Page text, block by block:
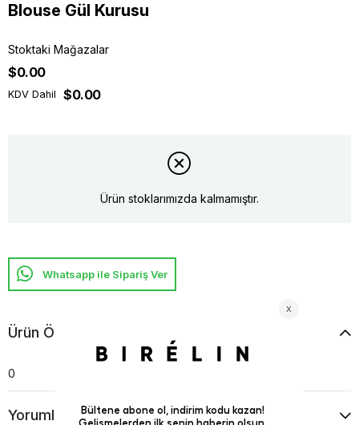
Blouse Gül Kurusu
Stoktaki Mağazalar
$0.00
KDV Dahil $0.00
Ürün stoklarımızda kalmamıştır.
Whatsapp ile Sipariş Ver
Ürün Özellikleri
0
Yorumlar (0)